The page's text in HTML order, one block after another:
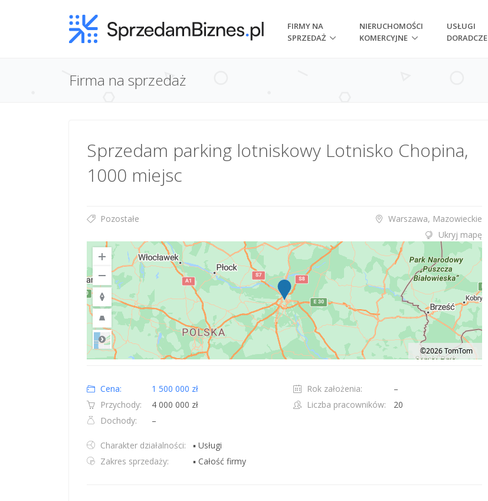
FIRMY NA
SPRZEDAŻ
NIERUCHOMOŚCI
KOMERCYJNE
USŁUGI
DORADCZE
Firma na sprzedaż
Sprzedam parking lotniskowy Lotnisko Chopina,
1000 miejsc
Pozostałe
Warszawa, Mazowieckie
Ukryj mapę
Road
©2026 TomTom
Cena:
1 500 000 zł
Przychody:
4 000 000 zł
Dochody:
–
Rok założenia:
–
Liczba pracowników:
20
Charakter działalności:
▪ Usługi
Zakres sprzedaży:
▪ Całość firmy